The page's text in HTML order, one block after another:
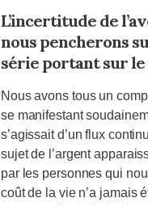
L’incertitude de
nous pencherons
série portant sur
Nous avons tous un
se manifestant
s’agissait d’un flux
sujet de l’argent
par les personnes qui
coût de la vie n’a jamais